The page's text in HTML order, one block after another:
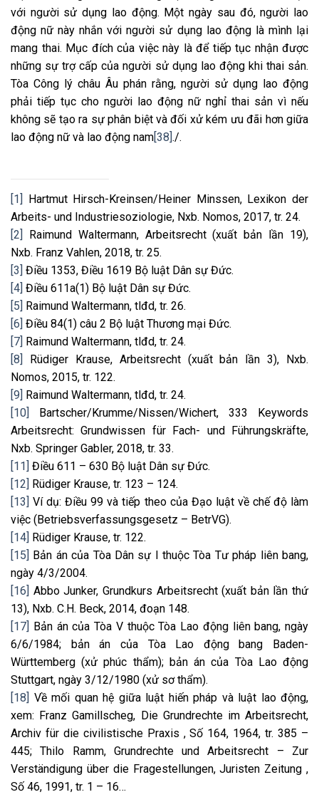
với người sử dụng lao động. Một ngày sau đó, người lao
động nữ này nhắn với người sử dụng lao động là mình lại
mang thai. Mục đích của việc này là để tiếp tục nhận được
những sự trợ cấp của người sử dụng lao động khi thai sản.
Tòa Công lý châu Âu phán rằng, người sử dụng lao động
phải tiếp tục cho người lao động nữ nghỉ thai sản vì nếu
không sẽ tạo ra sự phân biệt và đối xử kém ưu đãi hơn giữa
lao động nữ và lao động nam [38] ./.
[1] Hartmut Hirsch-Kreinsen/Heiner Minssen, Lexikon der
Arbeits- und Industriesoziologie, Nxb. Nomos, 2017, tr. 24.
[2]
Raimund Waltermann, Arbeitsrecht (xuất bản lần 19),
Nxb. Franz Vahlen, 2018, tr. 25.
[3] Điều 1353, Điều 1619 Bộ luật Dân sự Đức.
[4] Điều 611a(1) Bộ luật Dân sự Đức.
[5] Raimund Waltermann, tlđd, tr. 26.
[6] Điều 84(1) câu 2 Bộ luật Thương mại Đức.
[7] Raimund Waltermann, tlđd, tr. 24.
[8]
Rüdiger Krause, Arbeitsrecht (xuất bản lần 3), Nxb.
Nomos, 2015, tr. 122.
[9] Raimund Waltermann, tlđd, tr. 24.
[10]
Bartscher/Krumme/Nissen/Wichert, 333 Keywords
Arbeitsrecht: Grundwissen für Fach- und Führungskräfte,
Nxb. Springer Gabler, 2018, tr. 33.
[11] Điều 611 – 630 Bộ luật Dân sự Đức.
[12] Rüdiger Krause, tr. 123 – 124.
[13] Ví dụ: Điều 99 và tiếp theo của Đạo luật về chế độ làm
việc (Betriebsverfassungsgesetz – BetrVG).
[14] Rüdiger Krause, tr. 122.
[15] Bản án của Tòa Dân sự I thuộc Tòa Tư pháp liên bang,
ngày 4/3/2004.
[16] Abbo Junker, Grundkurs Arbeitsrecht (xuất bản lần thứ
13), Nxb. C.H. Beck, 2014, đoạn 148.
[17] Bản án của Tòa V thuộc Tòa Lao động liên bang, ngày
6/6/1984; bản án của Tòa Lao động bang Baden-
Württemberg (xử phúc thẩm); bản án của Tòa Lao động
Stuttgart, ngày 3/12/1980 (xử sơ thẩm).
[18] Về mối quan hệ giữa luật hiến pháp và luật lao động,
xem: Franz Gamillscheg, Die Grundrechte im Arbeitsrecht,
Archiv für die civilistische Praxis , Số 164, 1964, tr. 385 –
445; Thilo Ramm, Grundrechte und Arbeitsrecht – Zur
Verständigung über die Fragestellungen, Juristen Zeitung ,
Số 46, 1991, tr. 1 – 16…